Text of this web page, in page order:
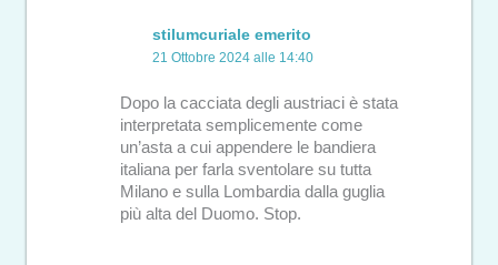
stilumcuriale emerito
21 Ottobre 2024 alle 14:40
Dopo la cacciata degli austriaci è stata
interpretata semplicemente come
un’asta a cui appendere le bandiera
italiana per farla sventolare su tutta
Milano e sulla Lombardia dalla guglia
più alta del Duomo. Stop.